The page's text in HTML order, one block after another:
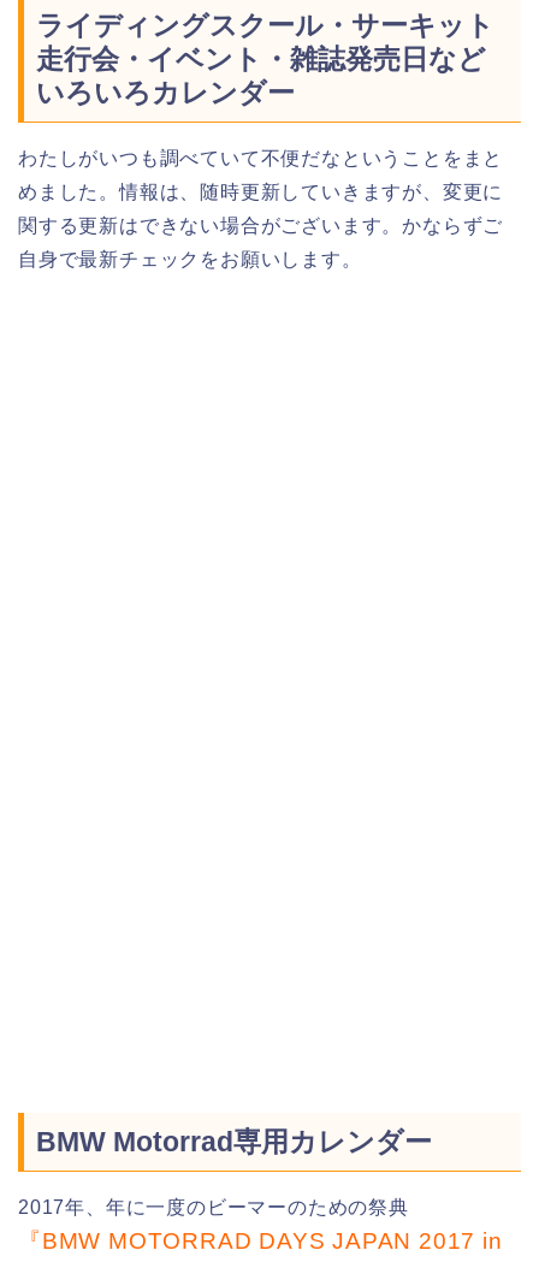
ライディングスクール・サーキット
走行会・イベント・雑誌発売日など
いろいろカレンダー
わたしがいつも調べていて不便だなということをまと
めました。情報は、随時更新していきますが、変更に
関する更新はできない場合がございます。かならずご
自身で最新チェックをお願いします。
BMW Motorrad専用カレンダー
2017年、年に一度のビーマーのための祭典
『BMW MOTORRAD DAYS JAPAN 2017 in